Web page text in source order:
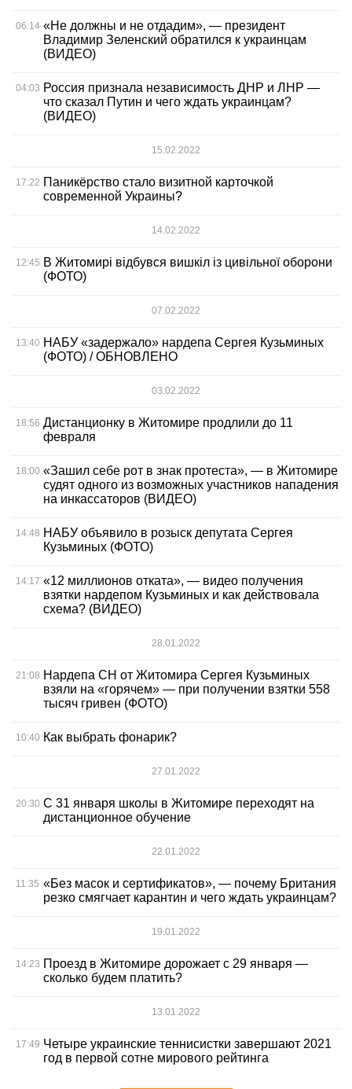
06:14 «Не должны и не отдадим», — президент
Владимир Зеленский обратился к украинцам
(ВИДЕО)
04:03 Россия признала независимость ДНР и ЛНР —
что сказал Путин и чего ждать украинцам?
(ВИДЕО)
15.02.2022
17:22 Паникёрство стало визитной карточкой
современной Украины?
14.02.2022
12:45 В Житомирі відбувся вишкіл із цивільної оборони
(ФОТО)
07.02.2022
13:40 НАБУ «задержало» нардепа Сергея Кузьминых
(ФОТО) / ОБНОВЛЕНО
03.02.2022
18:56 Дистанционку в Житомире продлили до 11
февраля
18:00 «Зашил себе рот в знак протеста», — в Житомире
судят одного из возможных участников нападения
на инкассаторов (ВИДЕО)
14:48 НАБУ объявило в розыск депутата Сергея
Кузьминых (ФОТО)
14:17 «12 миллионов отката», — видео получения
взятки нардепом Кузьминых и как действовала
схема? (ВИДЕО)
28.01.2022
21:08 Нардепа СН от Житомира Сергея Кузьминых
взяли на «горячем» — при получении взятки 558
тысяч гривен (ФОТО)
10:40 Как выбрать фонарик?
27.01.2022
20:30 С 31 января школы в Житомире переходят на
дистанционное обучение
22.01.2022
11:35 «Без масок и сертификатов», — почему Британия
резко смягчает карантин и чего ждать украинцам?
19.01.2022
14:23 Проезд в Житомире дорожает с 29 января —
сколько будем платить?
13.01.2022
17:49 Четыре украинские теннисистки завершают 2021
год в первой сотне мирового рейтинга